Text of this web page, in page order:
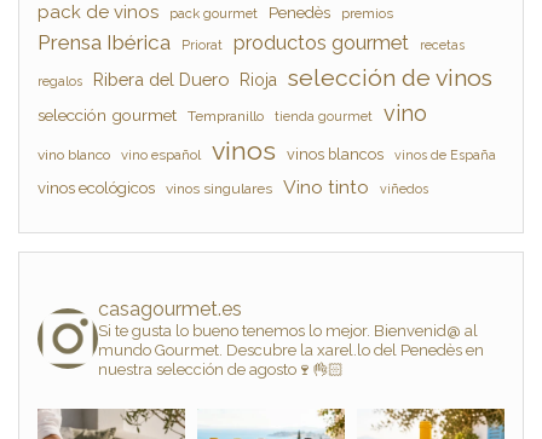
pack de vinos pack gourmet Penedès premios
Prensa Ibérica Priorat productos gourmet recetas
regalos Ribera del Duero Rioja selección de vinos
selección gourmet Tempranillo tienda gourmet vino
vino blanco vino español vinos vinos blancos vinos de España
vinos ecológicos vinos singulares Vino tinto viñedos
casagourmet.es
Si te gusta lo bueno tenemos lo mejor. Bienvenid@ al
mundo Gourmet. Descubre la xarel.lo del Penedès en
nuestra selección de agosto🍷👌🏻